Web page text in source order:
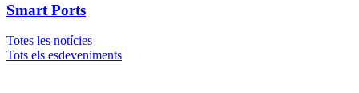
Smart Ports
Totes les notícies
Tots els esdeveniments